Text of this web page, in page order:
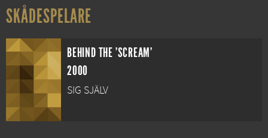
SKÅDESPELARE
BEHIND THE 'SCREAM'
2000
SIG SJÄLV